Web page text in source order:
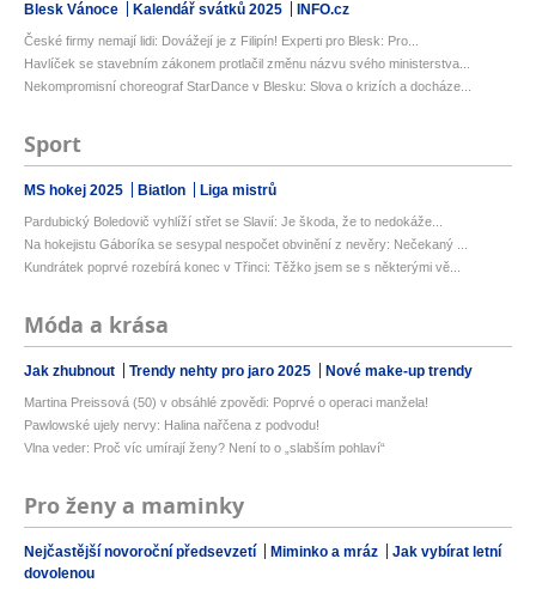
Blesk Vánoce Kalendář svátků 2025 INFO.cz
České firmy nemají lidi: Dovážejí je z Filipín! Experti pro Blesk: Pro...
Havlíček se stavebním zákonem protlačil změnu názvu svého ministerstva...
Nekompromisní choreograf StarDance v Blesku: Slova o krizích a docháze...
Sport
MS hokej 2025 Biatlon Liga mistrů
Pardubický Boledovič vyhlíží střet se Slavií: Je škoda, že to nedokáže...
Na hokejistu Gáboríka se sesypal nespočet obvinění z nevěry: Nečekaný ...
Kundrátek poprvé rozebírá konec v Třinci: Těžko jsem se s některými vě...
Móda a krása
Jak zhubnout Trendy nehty pro jaro 2025 Nové make-up trendy
Martina Preissová (50) v obsáhlé zpovědi: Poprvé o operaci manžela!
Pawlowské ujely nervy: Halina nařčena z podvodu!
Vlna veder: Proč víc umírají ženy? Není to o „slabším pohlaví“
Pro ženy a maminky
Nejčastější novoroční předsevzetí Miminko a mráz
Jak vybírat letní
dovolenou